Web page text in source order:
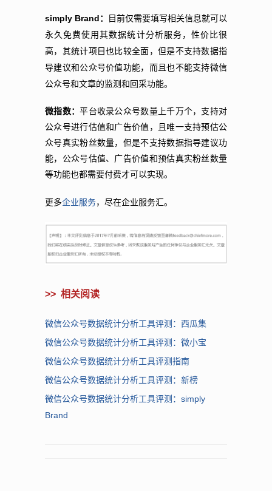
simply Brand ：
目前仅需要填写相关信息就可以
永久免费使用其数据统计分析服务，性价比很
高，其统计项目也比较全面，但是不支持数据指
导建议和公众号价值功能，而且也不能支持微信
公众号和文章的监测和回采功能。
微指数：平台收录公众号数量上千万个，支持对
公众号进行估值和广告价值，且唯一支持预估公
众号真实粉丝数量，但是不支持数据指导建议功
能，公众号估值、广告价值和预估真实粉丝数量
等功能也都需要付费才可以实现。
更多企业服务，尽在企业服务汇。
>> 相关阅读
微信公众号数据统计分析工具评测：西瓜集
微信公众号数据统计分析工具评测：微小宝
微信公众号数据统计分析工具评测指南
微信公众号数据统计分析工具评测：新榜
微信公众号数据统计分析工具评测：simply
Brand